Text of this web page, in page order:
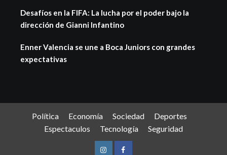
Desafíos en la FIFA: La lucha por el poder bajo la
dirección de Gianni Infantino
Enner Valencia se une a Boca Juniors con grandes
expectativas
Política Economía Sociedad
Deportes
Espectaculos
Tecnología Seguridad